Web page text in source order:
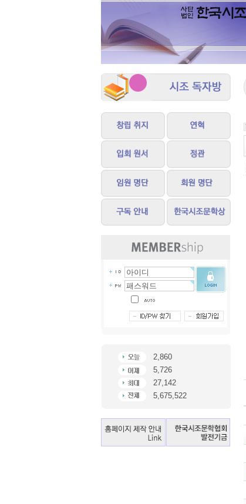
2,860
5,726
27,142
5,675,522